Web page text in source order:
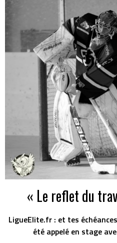
« Le reflet du
LigueElite.fr : et tes
été appelé en stage